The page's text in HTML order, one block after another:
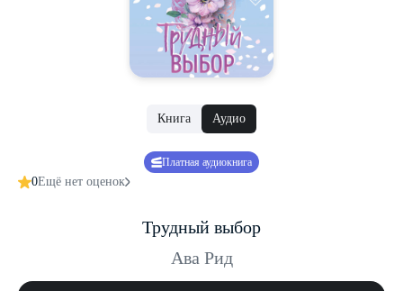
Книга Аудио
Платная аудиокнига
0Ещё нет оценок
Трудный выбор
Ава Рид